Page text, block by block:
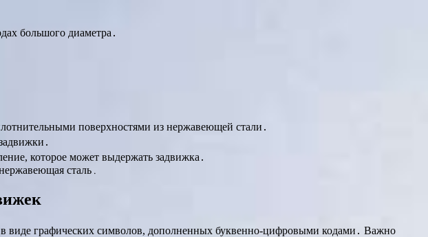
большого диаметра․
поверхностями из нержавеющей стали․
которое может выдержать задвижка․
сталь․
виде графических символов, дополненных буквенно-цифровыми кодами․ Важно